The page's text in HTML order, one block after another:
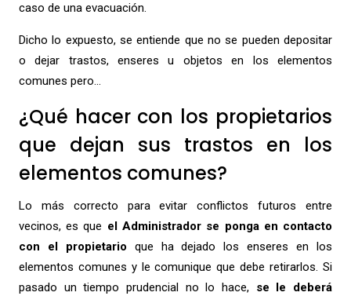
caso de una evacuación.
Dicho lo expuesto, se entiende que no se pueden depositar
o dejar trastos, enseres u objetos en los elementos
comunes pero…
¿Qué hacer con los propietarios
que dejan sus trastos en los
elementos comunes?
Lo más correcto para evitar conflictos futuros entre
vecinos, es que el Administrador se ponga en contacto
con el propietario que ha dejado los enseres en los
elementos comunes y le comunique que debe retirarlos. Si
pasado un tiempo prudencial no lo hace, se le deberá